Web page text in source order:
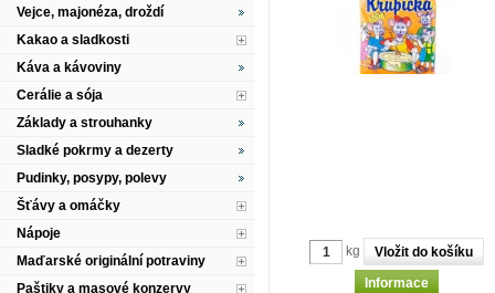
kg
Informace
Vejce, majonéza, droždí
Kakao a sladkosti
Káva a kávoviny
Cerálie a sója
Základy a strouhanky
Sladké pokrmy a dezerty
Pudinky, posypy, polevy
Šťávy a omáčky
Nápoje
Maďarské originální potraviny
Paštiky a masové konzervy